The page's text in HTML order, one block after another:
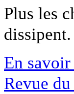
Plus les
En
Revue